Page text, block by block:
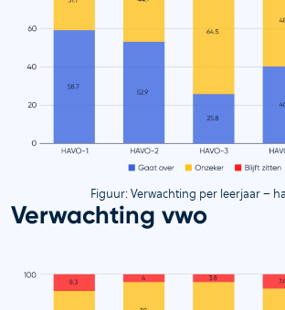
Figuur: Verwachting per leerjaar –
Verwachting vwo